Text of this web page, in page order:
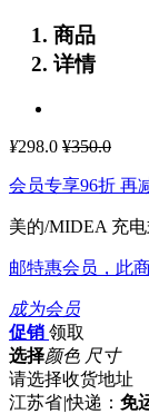
商品
详情
¥298.0 ¥350.0
会员专享96折 再
美的/MIDEA 充
邮特惠会员，此
成为会员
促销 领取
选择颜色 尺寸
请选择收货地址
江苏省|快递： 免